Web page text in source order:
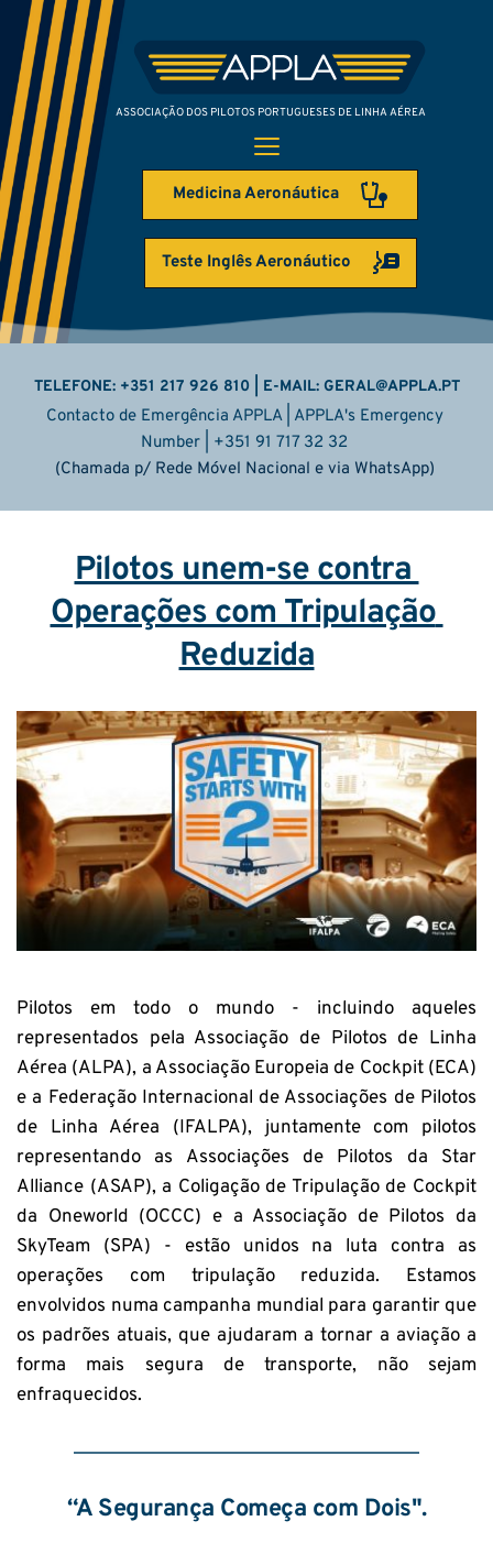
ASSOCIAÇÃO DOS PILOTOS PORTUGUESES DE LINHA AÉREA
Teste Inglês Aeronáutico
Medicina Aeronáutica
TELEFONE: +351 217 926 810 | E-MAIL: GERAL@APPLA.PT
Contacto de Emergência APPLA | APPLA's Emergency
Number | +351 91 717 32 32
(Chamada p/ Rede Móvel Nacional e via WhatsApp)
Pilotos unem-se contra
Operações com Tripulação
Reduzida
Pilotos em todo o mundo - incluindo aqueles
representados pela Associação de Pilotos de Linha
Aérea (ALPA), a Associação Europeia de Cockpit (ECA)
e a Federação Internacional de Associações de Pilotos
de Linha Aérea (IFALPA), juntamente com pilotos
representando as Associações de Pilotos da Star
Alliance (ASAP), a Coligação de Tripulação de Cockpit
da Oneworld (OCCC) e a Associação de Pilotos da
SkyTeam (SPA) - estão unidos na luta contra as
operações com tripulação reduzida. Estamos
envolvidos numa campanha mundial para garantir que
os padrões atuais, que ajudaram a tornar a aviação a
forma mais segura de transporte, não sejam
enfraquecidos.
“A Segurança Começa com Dois".